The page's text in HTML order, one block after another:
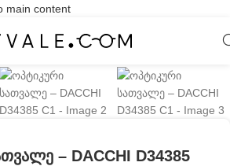
main content
– DACCHI D34385